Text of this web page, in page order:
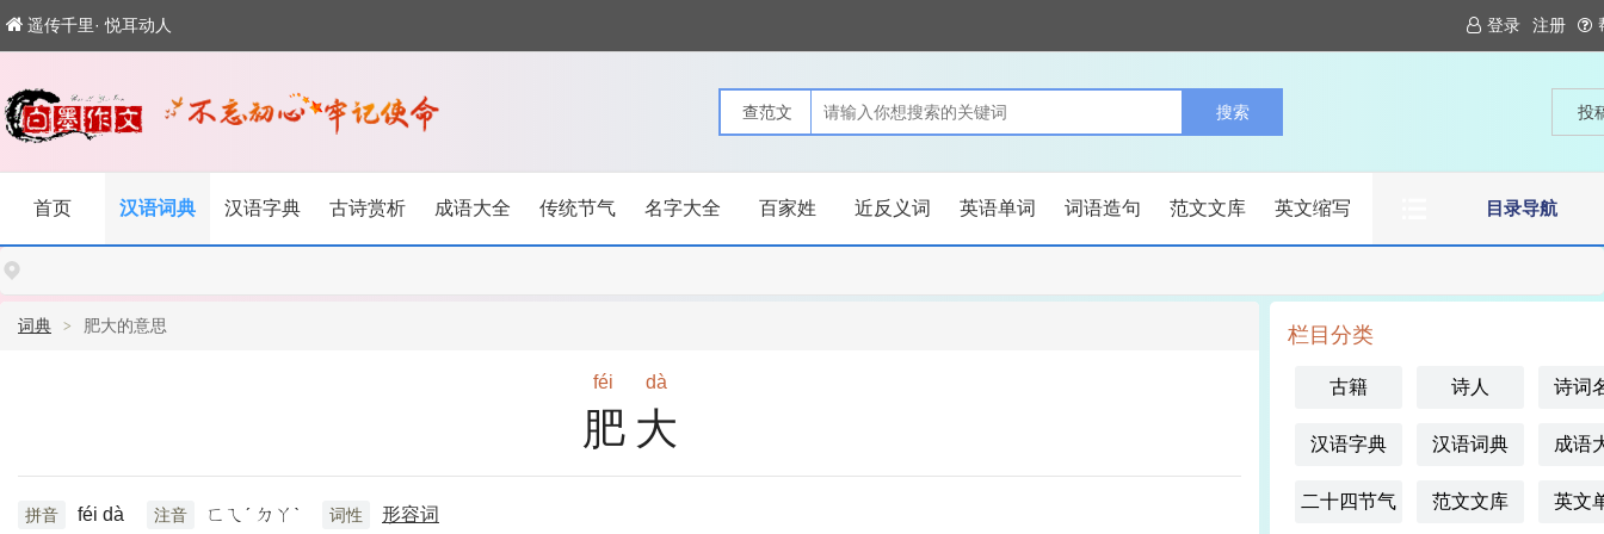
遥传千里· 悦耳动人 登录 注册
投
目录导航
首页 汉语词典 汉语字典 古诗赏析 成语大全 传统节气 名字大全 百家姓 近反义词 英语单词 词语造句 范文文库 英文缩写
词典 肥大的意思
féi dà
肥大
拼音 féi dà 注音 ㄈㄟˊ ㄉㄚˋ 词性 形容词
栏目分类
古籍 诗人 诗词
汉语字典 汉语词典 成语
二十四节气 范文文库 英文